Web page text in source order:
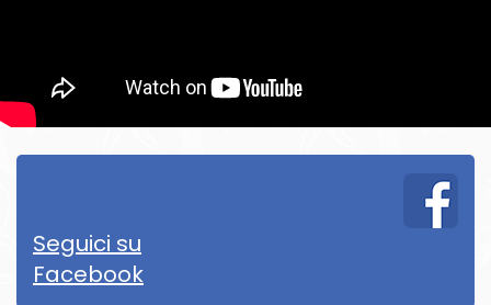
Seguici su
Facebook